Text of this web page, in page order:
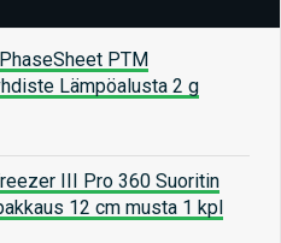
PTM
Lämpöalusta 2 g
III Pro 360 Suoritin
12 cm musta 1 kpl